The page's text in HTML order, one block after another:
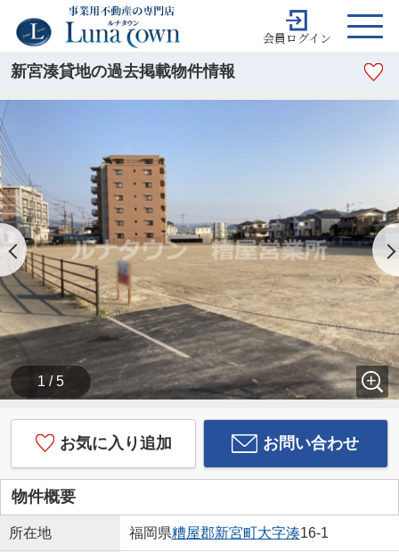
会員ログイン
新宮湊貸地の過去掲載物件情報
1 / 5
お気に入り追加 お問い合わせ
物件概要
所在地 福岡県糟屋郡新宮町大字湊16-1